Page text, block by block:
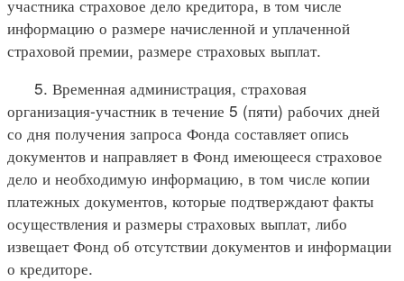
участника страховое дело кредитора, в том числе
информацию о размере начисленной и уплаченной
страховой премии, размере страховых выплат.
5. Временная администрация, страховая
организация-участник в течение 5 (пяти) рабочих дней
со дня получения запроса Фонда составляет опись
документов и направляет в Фонд имеющееся страховое
дело и необходимую информацию, в том числе копии
платежных документов, которые подтверждают факты
осуществления и размеры страховых выплат, либо
извещает Фонд об отсутствии документов и информации
о кредиторе.